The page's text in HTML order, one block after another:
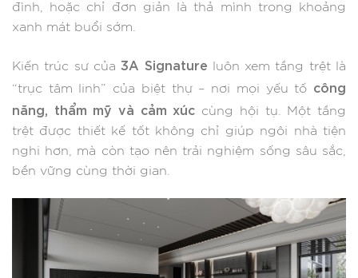
đình, hoặc chỉ đơn giản là thả mình trong khoảng
xanh mát buổi sớm.
Kiến trúc sư của3A Signature luôn xem tầng trệt là
“trục tâm linh” của biệt thự – nơi mọi yếu tố công
năng, thẩm mỹ và cảm xúc cùng hội tụ. Một tầng
trệt được thiết kế tốt không chỉ giúp ngôi nhà tiện
nghi hơn, mà còn tạo nên trải nghiệm sống sâu sắc,
bền vững cùng thời gian.